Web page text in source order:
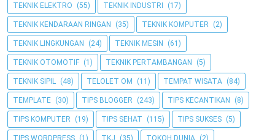
TEKNIK ELEKTRO (55) TEKNIK INDUSTRI (17)
TEKNIK KENDARAAN RINGAN (35) TEKNIK KOMPUTER (2)
TEKNIK LINGKUNGAN (24) TEKNIK MESIN (61)
TEKNIK OTOMOTIF (1) TEKNIK PERTAMBANGAN (5)
TEKNIK SIPIL (48) TELOLET OM (11) TEMPAT WISATA (84)
TEMPLATE (30) TIPS BLOGGER (243) TIPS KECANTIKAN (8)
TIPS KOMPUTER (19) TIPS SEHAT (115) TIPS SUKSES (5)